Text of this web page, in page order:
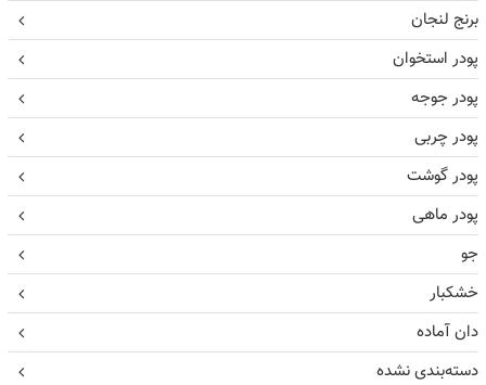
برنج لنجان
پودر استخوان
پودر جوجه
پودر چربی
پودر گوشت
پودر ماهی
جو
خشکبار
دان آماده
دسته‌بندی نشده